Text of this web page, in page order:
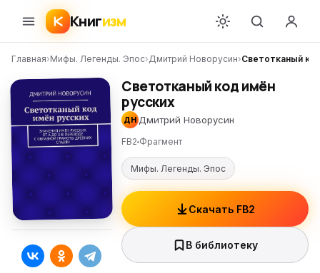
Книгизм
Главная›Мифы. Легенды. Эпос›Дмитрий Новорусин›Светотканый
Светотканый код имён
русских
ДН Дмитрий Новорусин
FB2 Фрагмент
Мифы. Легенды. Эпос
Скачать FB2
В библиотеку